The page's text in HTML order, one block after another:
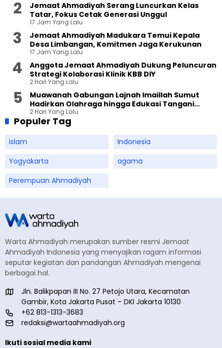
Jemaat Ahmadiyah Serang Luncurkan Kelas
Tatar, Fokus Cetak Generasi Unggul
17 Jam Yang Lalu
Jemaat Ahmadiyah Madukara Temui Kepala
Desa Limbangan, Komitmen Jaga Kerukunan
17 Jam Yang Lalu
Anggota Jemaat Ahmadiyah Dukung Peluncuran
Strategi Kolaborasi Klinik KBB DIY
2 Hari Yang Lalu
Muawanah Gabungan Lajnah Imaillah Sumut
Hadirkan Olahraga hingga Edukasi Tangani
Sampah
2 Hari Yang Lalu
Populer Tag
islam
Indonesia
Yogyakarta
agama
Perempuan Ahmadiyah
Warta Ahmadiyah merupakan sumber resmi Jemaat
Ahmadiyah Indonesia yang menyajikan ragam informasi
seputar kegiatan dan pandangan Ahmadiyah mengenai
berbagai hal.
Jln. Balikpapan III No. 27 Petojo Utara, Kecamatan
Gambir, Kota Jakarta Pusat – DKI Jakarta 10130
+62 813-1313-3683
redaksi@wartaahmadiyah.org
Ikuti sosial media kami